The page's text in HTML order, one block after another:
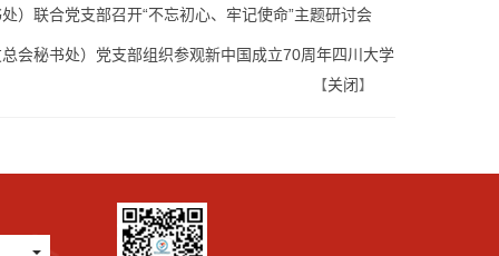
）联合党支部召开“不忘初心、牢记使命”主题研讨会
会秘书处）党支部组织参观新中国成立70周年四川大学
【关闭】